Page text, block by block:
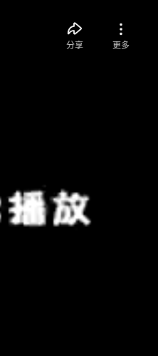
分享 更多